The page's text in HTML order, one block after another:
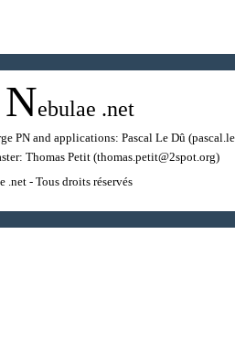
Nebulae .net
PN and applications: Pascal Le Dû
Thomas Petit(thomas.petit@2spot.org)
.net - Tous droits réservés